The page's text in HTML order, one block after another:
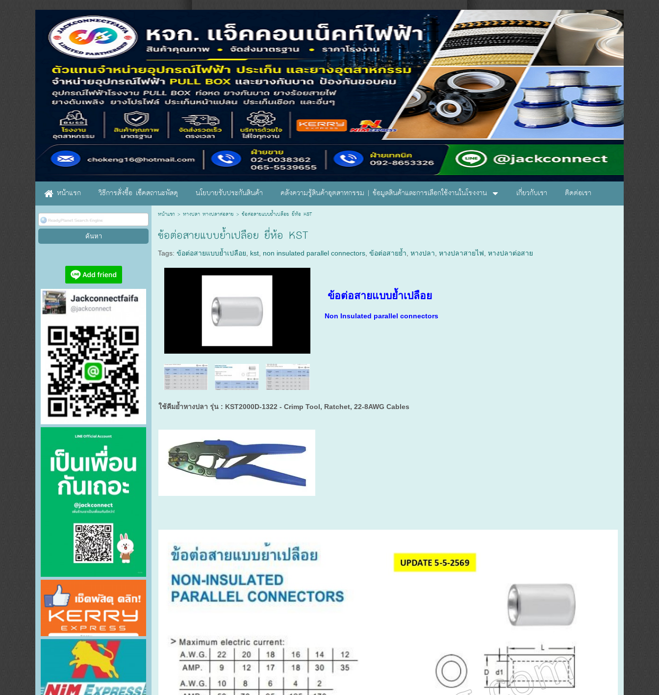
หน้าแรก วิธีการสั่งซื้อ เช็คสถานะพัสดุ นโยบายรับประกันสินค้า คลังความรู้สินค้าอุตสาหกรรม | ข้อมูลสินค้าและการเลือกใช้งานในโรงงาน เกี่ยวกับเรา ติดต่อเรา
หน้าแรก > หางปลา หางปลาต่อสาย > ข้อต่อสายแบบย้ำเปลือย ยี่ห้อ KST
ข้อต่อสายแบบย้ำเปลือย ยี่ห้อ KST
Tags:ข้อต่อสายแบบย้ำเปลือย kst non insulated parallel connectors ,ข้อต่อสายย้ำ ,หางปลา ,หางปลาสายไฟ ,หางปลาต่อสาย
ข้อต่อสายแบบย้ำเปลือย
Non Insulated parallel connectors
ใช้คีมย้ำหางปลา รุ่น : KST2000D-1322 - Crimp Tool, Ratchet, 22-8AWG Cables